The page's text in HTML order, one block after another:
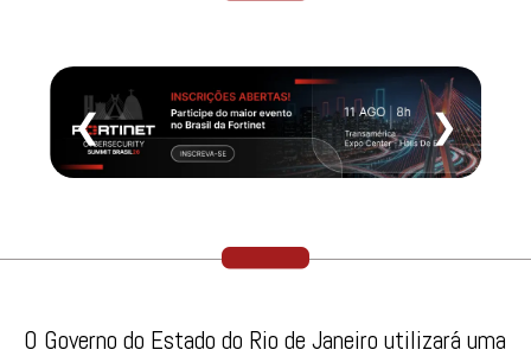
❮ ❯
O Governo do Estado do Rio de Janeiro utilizará uma